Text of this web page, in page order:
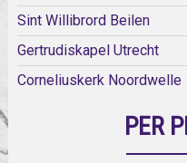
Sint Willibrord Beilen
Gertrudiskapel Utrecht
Corneliuskerk Noordwelle
PER